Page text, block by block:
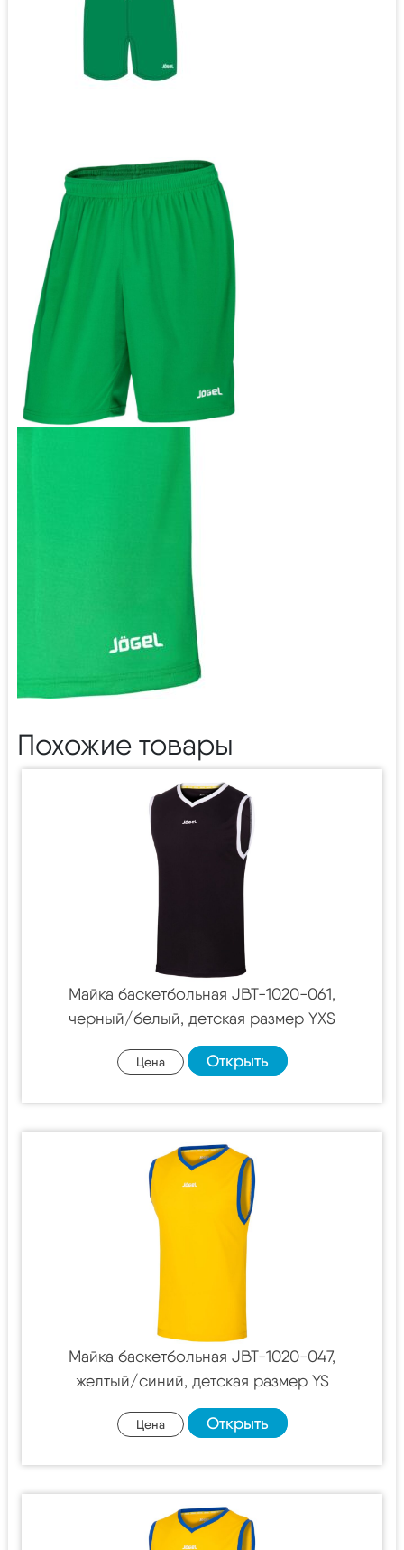
Похожие товары
Майка баскетбольная JBT-1020-061,
черный/белый, детская размер YXS
Цена Открыть
Майка баскетбольная JBT-1020-047,
желтый/синий, детская размер YS
Цена Открыть